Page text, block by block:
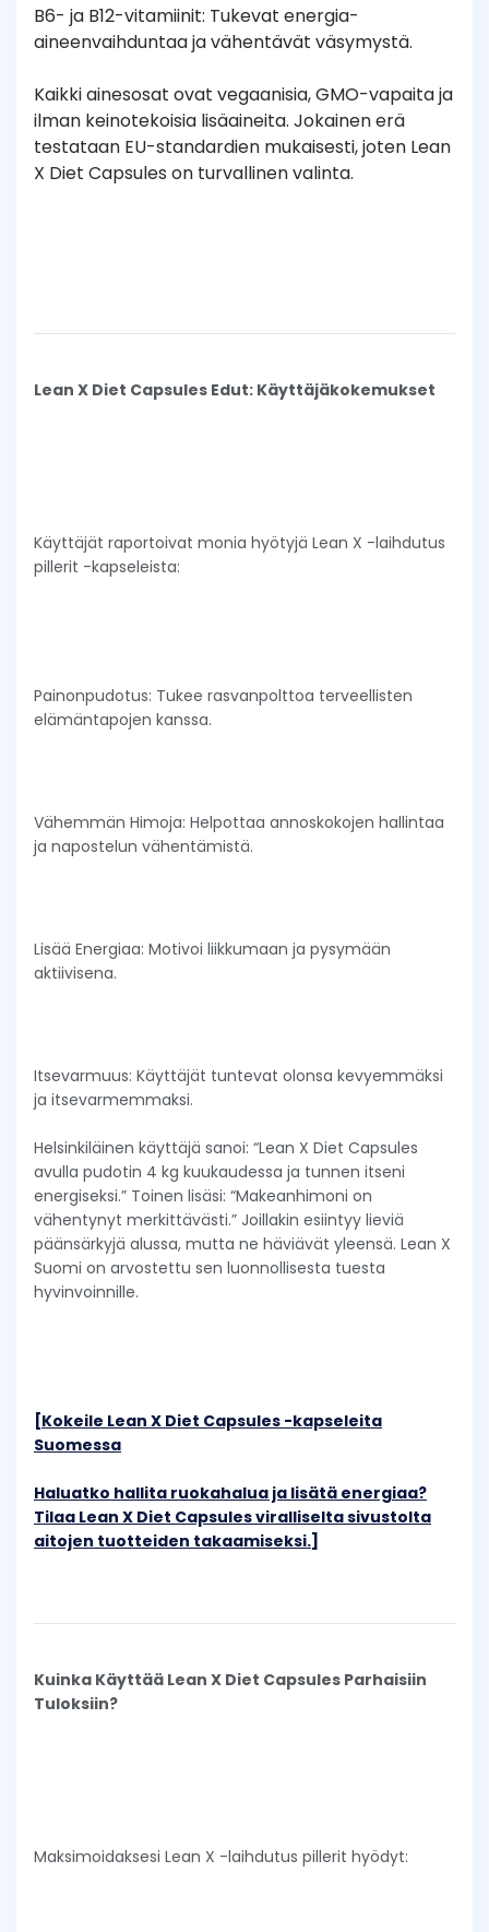
B6- ja B12-vitamiinit: Tukevat energia-
aineenvaihduntaa ja vähentävät väsymystä.
Kaikki ainesosat ovat vegaanisia, GMO-vapaita ja
ilman keinotekoisia lisäaineita. Jokainen erä
testataan EU-standardien mukaisesti, joten Lean
X Diet Capsules on turvallinen valinta.
Lean X Diet Capsules Edut: Käyttäjäkokemukset
Käyttäjät raportoivat monia hyötyjä Lean X -laihdutus
pillerit -kapseleista:
Painonpudotus: Tukee rasvanpolttoa terveellisten
elämäntapojen kanssa.
Vähemmän Himoja: Helpottaa annoskokojen hallintaa
ja napostelun vähentämistä.
Lisää Energiaa: Motivoi liikkumaan ja pysymään
aktiivisena.
Itsevarmuus: Käyttäjät tuntevat olonsa kevyemmäksi
ja itsevarmemmaksi.
Helsinkiläinen käyttäjä sanoi: “Lean X Diet Capsules
avulla pudotin 4 kg kuukaudessa ja tunnen itseni
energiseksi.” Toinen lisäsi: “Makeanhimoni on
vähentynyt merkittävästi.” Joillakin esiintyy lieviä
päänsärkyjä alussa, mutta ne häviävät yleensä. Lean X
Suomi on arvostettu sen luonnollisesta tuesta
hyvinvoinnille.
[Kokeile Lean X Diet Capsules -kapseleita
Suomessa
Haluatko hallita ruokahalua ja lisätä energiaa?
Tilaa Lean X Diet Capsules viralliselta sivustolta
aitojen tuotteiden takaamiseksi.]
Kuinka Käyttää Lean X Diet Capsules Parhaisiin
Tuloksiin?
Maksimoidaksesi Lean X -laihdutus pillerit hyödyt: